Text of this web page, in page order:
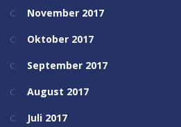
November 2017
Oktober 2017
September 2017
August 2017
Juli 2017